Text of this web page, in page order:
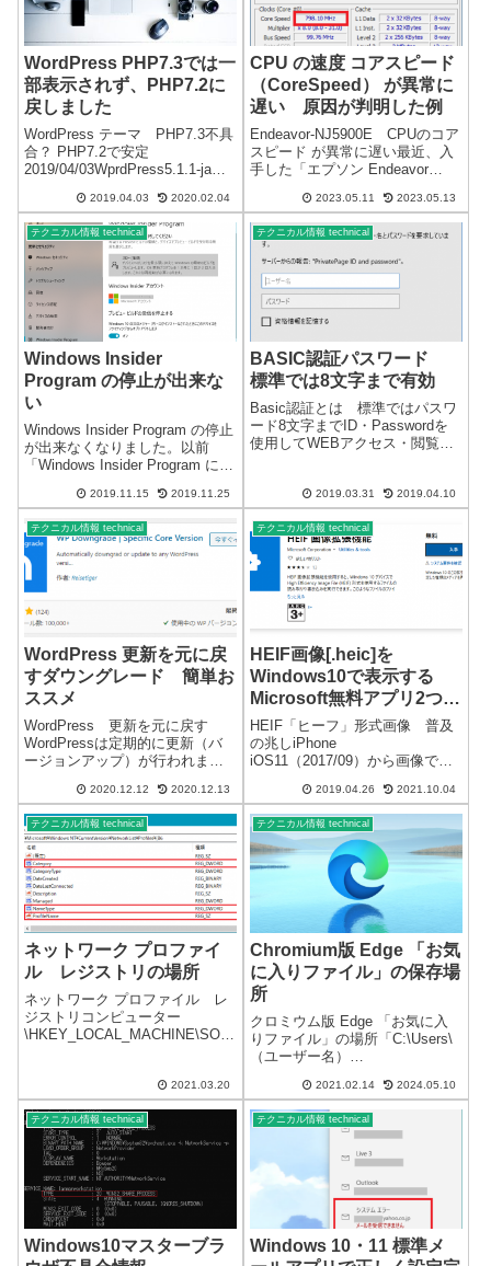
WordPress PHP7.3では一
部表示されず、PHP7.2に
戻しました
WordPress テーマ PHP7.3不具
合？ PHP7.2で安定
2019/04/03WprdPress5.1.1-jaを
たところ一部処理できず？表示
できないページがいくつかある
ことを確認しました。多数の...
2019.04.03 2020.02.04
CPU の速度 コアスピード
（CoreSpeed） が異常に
遅い 原因が判明した例
Endeavor-NJ5900E CPUのコア
スピード が異常に遅い最近、入
手した「エプソン Endeavor
最大3.1）GHz」を操作していた
ら、 Core i5 にしては、処理速
度...
2023.05.11 2023.05.13
テクニカル情報 technical
Windows Insider
Program の停止が出来な
い
Windows Insider Program の停止
が出来なくなりました。以前
「Windows Insider Program に参
らく「ファスト」で参加してい
と言うことが分かり驚き...
2019.11.15 2019.11.25
テクニカル情報 technical
BASIC認証パスワード
標準では8文字まで有効
Basic認証とは 標準ではパスワ
ード8文字までID・Passwordを
使用してWEBアクセス・閲覧制
のない拡張子だけの特殊なファ
イルになります。詳細を記載し
たユーザー名とハッシュ化さ...
2019.03.31 2019.04.10
テクニカル情報 technical
WordPress 更新を元に戻
すダウングレード 簡単お
ススメ
WordPress 更新を元に戻す
WordPressは定期的に更新（バ
ージョンアップ）が行われま
合や不都合が発生する場合があ
りますが、残念ながら元に戻す
機能はありません。※管理画面
で更新を簡単に促してきま...
2020.12.12 2020.12.13
テクニカル情報 technical
HEIF画像[.heic]を
Windows10で表示する
Microsoft無料アプリ2つ必
要 （更新あり）
HEIF「ヒーフ」形式画像 普及
の兆しiPhone
iOS11（2017/09）から画像で使
張子HEIF画像をWindows10で表
示するには2つのアプリをインス
トールしますHEIF形式、拡張子
画像を表示する...
2019.04.26 2021.10.04
テクニカル情報 technical
ネットワーク プロファイ
ル レジストリの場所
ネットワーク プロファイル レ
ジストリコンピューター
\HKEY_LOCAL_MACHINE\SOF
rofiles\（ランダムな英数...2021.03.20
テクニカル情報 technical
Chromium版 Edge 「お気
に入りファイル」の保存場
所
クロミウム版 Edge 「お気に入
りファイル」の場所「C:\Users\
（ユーザー名）
User Data\Default」または、
「%LOCALAPPDATA%\Microsof
t...
2021.02.14 2024.05.10
テクニカル情報 technical
Windows10マスターブラ
テクニカル情報 technical
Windows 10・11 標準メ